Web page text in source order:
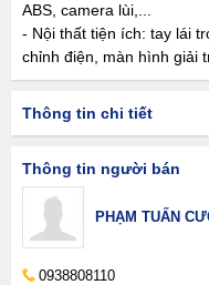
ABS, camera lùi,...
- Nội thất tiện ích: tay lái
chỉnh điện, màn hình giải
Thông tin chi tiết
Thông tin người bán
PHẠM TUẤN
0938808110